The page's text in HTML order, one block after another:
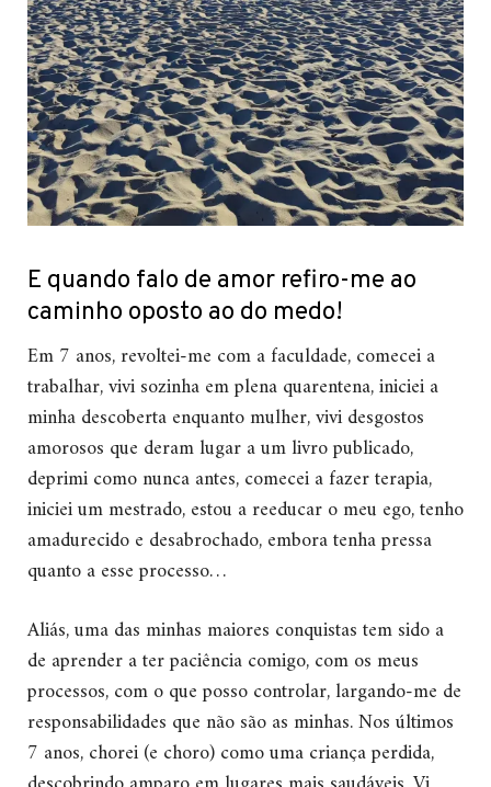
E quando falo de amor refiro-me ao
caminho oposto ao do medo!
Em 7 anos, revoltei-me com a faculdade, comecei a
trabalhar, vivi sozinha em plena quarentena, iniciei a
minha descoberta enquanto mulher, vivi desgostos
amorosos que deram lugar a um livro publicado,
deprimi como nunca antes, comecei a fazer terapia,
iniciei um mestrado, estou a reeducar o meu ego, tenho
amadurecido e desabrochado, embora tenha pressa
quanto a esse processo…
Aliás, uma das minhas maiores conquistas tem sido a
de aprender a ter paciência comigo, com os meus
processos, com o que posso controlar, largando-me de
responsabilidades que não são as minhas. Nos últimos
7 anos, chorei (e choro) como uma criança perdida,